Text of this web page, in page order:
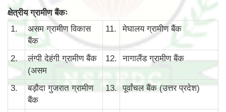
क्षेत्रीय ग्रामीण बैंकः
1.
असम ग्रामीण विकास
बैंक
11. मेघालय ग्रामीण बैंक
2.
लंग्पी देहंगी ग्रामीण बैंक
(असम
12. नागालैंड ग्रामीण बैंक
3.
बड़ौदा गुजरात ग्रामीण
बैंक
13. पूर्वांचल बैंक (उत्तर प्रदेश)